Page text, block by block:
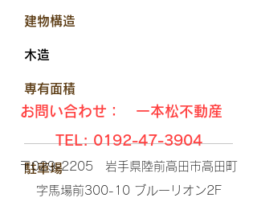
​建物構造
木造
​専有面積
駐車場
お問い合わせ： 一本松不動産
TEL:0192-47-3904
〒029-2205 岩手県陸前高田市高田町
字馬場前300-10 ブルーリオン2F​